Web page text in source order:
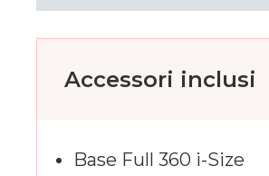
Accessori inclusi
Base Full 360 i-Size